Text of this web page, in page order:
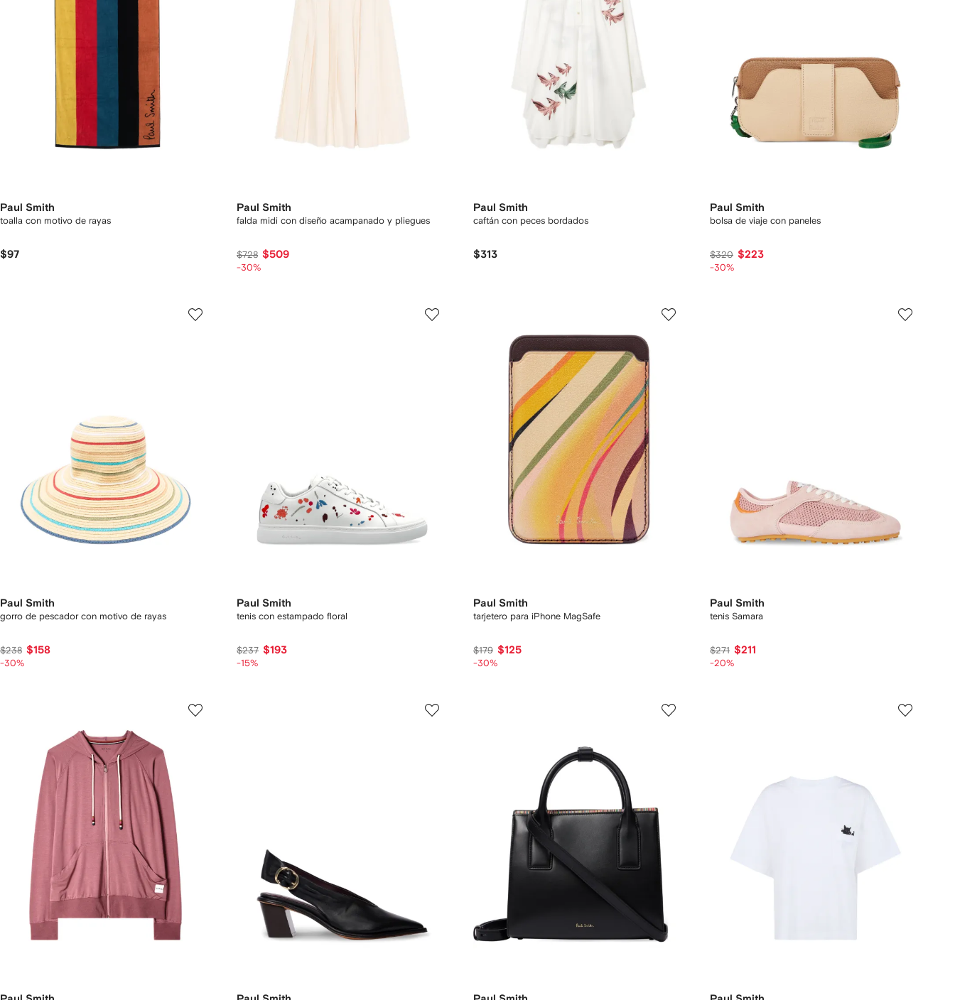
Paul Smith
toalla con motivo de rayas
$97
Paul Smith
falda midi con diseño acampanado y pliegues
$728 $509
-30%
Paul Smith
caftán con peces bordados
$313
Paul Smith
bolsa de viaje con paneles
$320 $223
-30%
Paul Smith
gorro de pescador con motivo de rayas
$238 $158
-30%
Paul Smith
tenis con estampado floral
$237 $193
-15%
Paul Smith
tarjetero para iPhone MagSafe
$179 $125
-30%
Paul Smith
tenis Samara
$271 $211
-20%